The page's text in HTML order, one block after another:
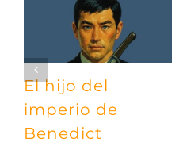
El hijo del
imperio de
Benedict